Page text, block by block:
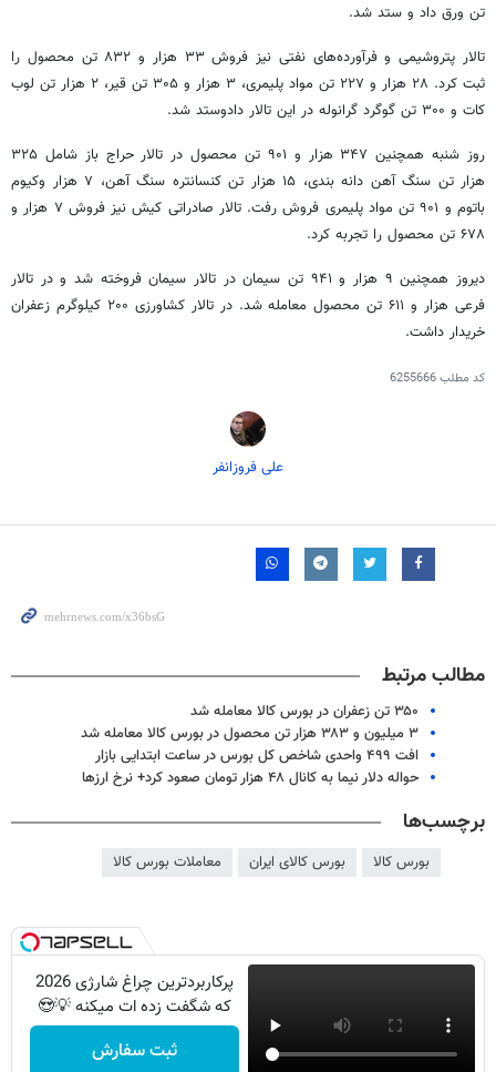
تن ورق داد و ستد شد.
تالار پتروشیمی و فرآورده‌های نفتی نیز فروش ۳۳ هزار و ۸۳۲ تن محصول را
ثبت کرد. ۲۸ هزار و ۲۲۷ تن مواد پلیمری، ۳ هزار و ۳۰۵ تن قیر، ۲ هزار تن
لوب
کات و ۳۰۰ تن گوگرد گرانوله در این تالار دادوستد شد.
روز شنبه همچنین ۳۴۷ هزار و ۹۰۱ تن محصول در تالار حراج باز شامل ۳۲۵
هزار تن سنگ آهن دانه بندی، ۱۵ هزار تن کنسانتره سنگ آهن، ۷ هزار وکیوم
باتوم و ۹۰۱ تن مواد پلیمری فروش رفت. تالار صادراتی کیش نیز فروش ۷ هزار و
۶۷۸ تن محصول را تجربه کرد.
دیروز همچنین ۹ هزار و ۹۴۱ تن سیمان در تالار سیمان فروخته شد و در تالار
فرعی هزار و ۶۱۱ تن محصول معامله شد. در تالار کشاورزی ۲۰۰ کیلوگرم زعفران
خریدار داشت.
کد مطلب6255666
علی فروزانفر
مطالب مرتبط
۳۵۰ تن زعفران در بورس کالا معامله شد
۳ میلیون و ۳۸۳ هزار تن محصول در بورس کالا معامله شد
افت ۴۹۹ واحدی شاخص کل بورس در ساعت ابتدایی بازار
حواله دلار نیما به کانال ۴۸ هزار تومان صعود کرد+ نرخ ارزها
برچسب‌ها
بورس کالا بورس کالای ایران معاملات بورس کالا
پرکاربردترین چراغ شارژی 2026
که شگفت زده ات میکنه 💡😍
ثبت سفارش